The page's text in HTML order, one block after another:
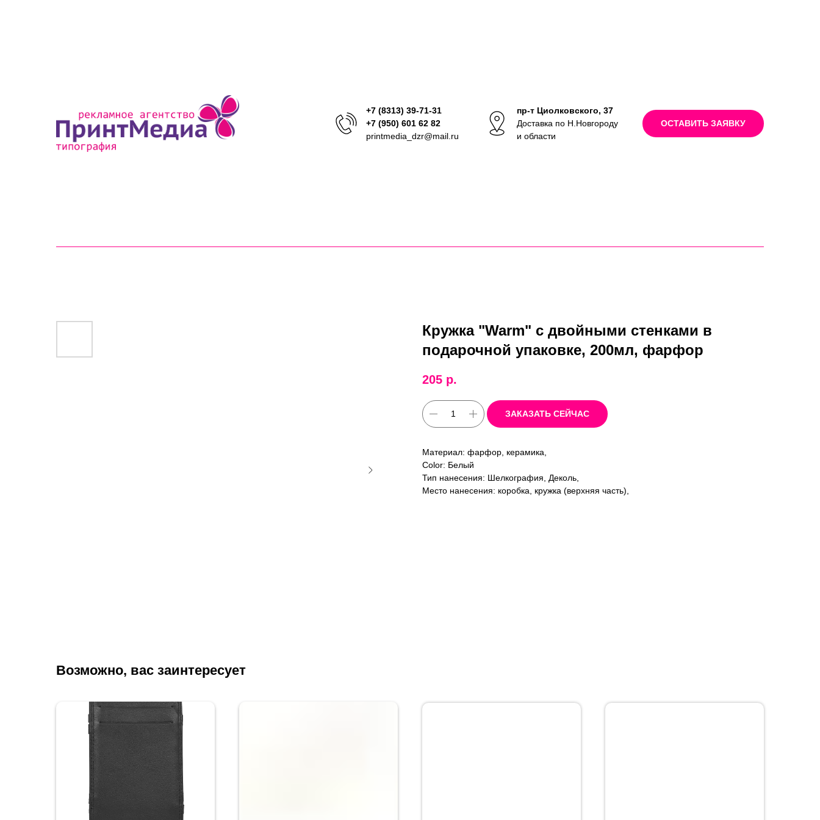
+7 (8313) 39-71-31
+7 (950) 601 62 82
printmedia_dzr@mail.ru
пр-т Циолковского, 37
Доставка по Н.Новгороду
и области
ОСТАВИТЬ ЗАЯВКУ
Кружка "Warm" с двойными стенками в
подарочной упаковке, 200мл, фарфор
205 р.
ЗАКАЗАТЬ СЕЙЧАС
Материал: фарфор, керамика,
Color: Белый
Тип нанесения: Шелкография, Деколь,
Место нанесения: коробка, кружка (верхняя часть),
Возможно, вас заинтересует